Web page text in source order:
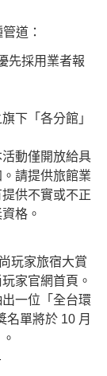
道：
先採用業者報
下「各分館」
動僅開放給具
請提供旅館業
供不實或不正
格。
玩家旅宿大賞
家官網首頁。
一位「全台環
名單將於 10 月